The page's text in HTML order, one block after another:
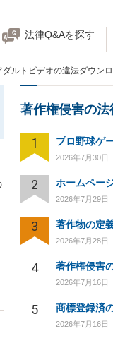
法律Q&Aを探す
ルトビデオの違法ダウン
著作権侵害の
1
2026年7月30日
2
2026年7月29日
3 著作物の定
2026年7月28日
4
2026年7月16日
5
2026年7月16日